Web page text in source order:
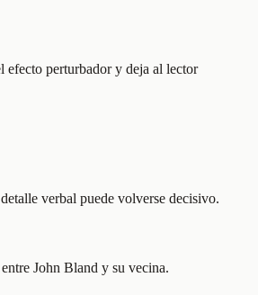
efecto perturbador y deja al lector
verbal puede volverse decisivo.
John Bland y su vecina.